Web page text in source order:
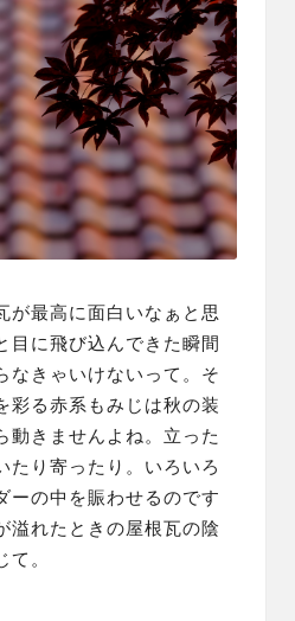
が最高に面白いなぁと思
目に飛び込んできた瞬間
なきゃいけないって。そ
彩る赤系もみじは秋の装
動きませんよね。立った
たり寄ったり。いろいろ
ーの中を賑わせるのです
溢れたときの屋根瓦の陰
。